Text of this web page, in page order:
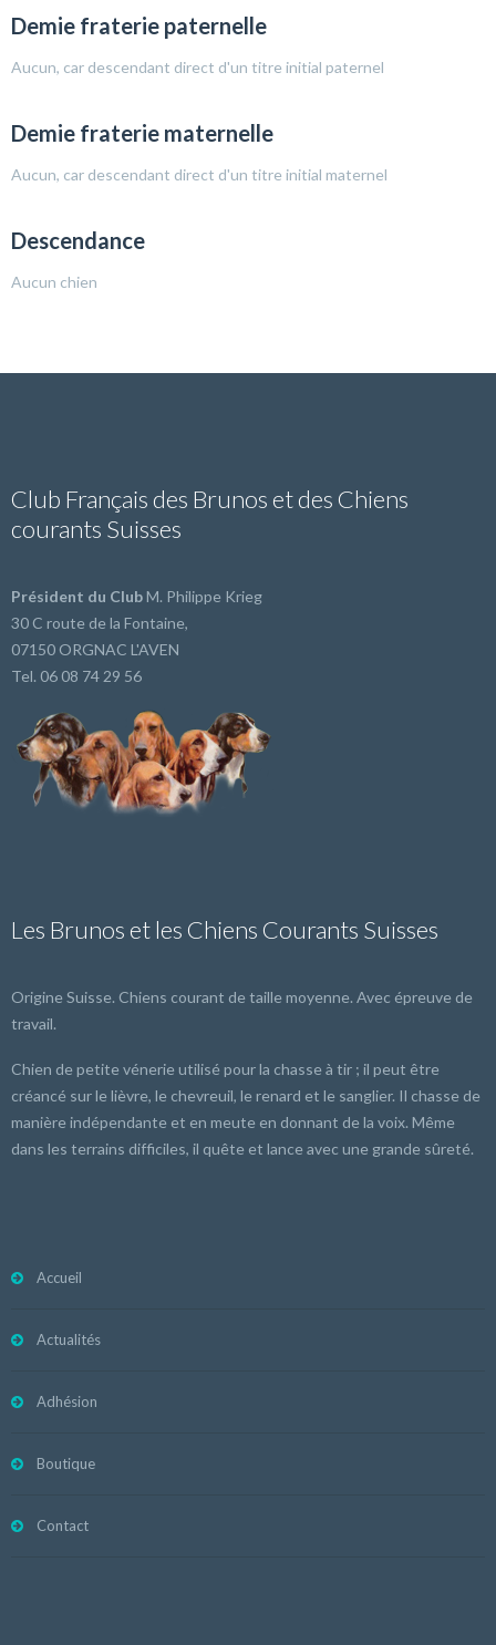
Demie fraterie paternelle
Aucun, car descendant direct d'un titre initial paternel
Demie fraterie maternelle
Aucun, car descendant direct d'un titre initial maternel
Descendance
Aucun chien
Club Français des Brunos et des Chiens
courants Suisses
Président du ClubM. Philippe Krieg
30 C route de la Fontaine,
07150 ORGNAC L'AVEN
Tel. 06 08 74 29 56
Les Brunos et les Chiens Courants Suisses
Origine Suisse. Chiens courant de taille moyenne. Avec épreuve de
travail.
Chien de petite vénerie utilisé pour la chasse à tir ; il peut être
créancé sur le lièvre, le chevreuil, le renard et le sanglier. Il chasse de
manière indépendante et en meute en donnant de la voix. Même
dans les terrains difficiles, il quête et lance avec une grande sûreté.
Accueil
Actualités
Adhésion
Boutique
Contact